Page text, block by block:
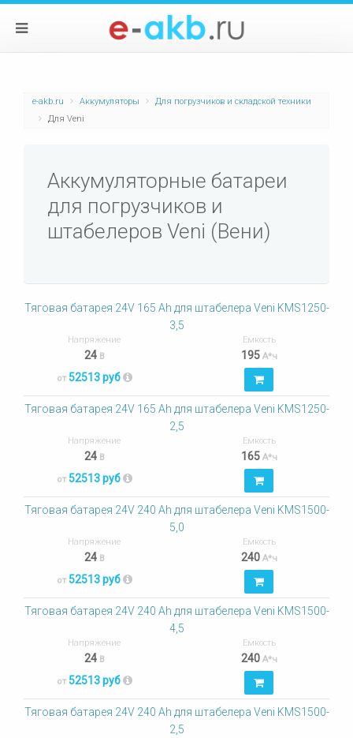
e-akb.ru Аккумуляторы
Для погрузчиков и складской техники
Для Veni
Аккумуляторные батареи
для погрузчиков и
штабелеров Veni (Вени)
Тяговая батарея 24V 165 Ah для штабелера Veni KMS1250-
3,5
Напряжение
24В
Емкость
195А*ч
от52513 руб
Тяговая батарея 24V 165 Ah для штабелера Veni KMS1250-
2,5
Напряжение
24В
Емкость
165А*ч
от52513 руб
Тяговая батарея 24V 240 Ah для штабелера Veni KMS1500-
5,0
Напряжение
24В
Емкость
240А*ч
от52513 руб
Тяговая батарея 24V 240 Ah для штабелера Veni KMS1500-
4,5
Напряжение
24В
Емкость
240А*ч
от52513 руб
Тяговая батарея 24V 240 Ah для штабелера Veni KMS1500-
2,5